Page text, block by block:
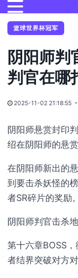
篮球世界杯冠军
阴阳师判
判官在哪
2025-11-02 21:18:55
阴阳师悬赏封印
绍在阴阳师的悬
在阴阳师新出的
到要击杀妖怪的
者SR碎片的奖励。
阴阳师判官击杀地
第十六章BOSS
者结界突破对方